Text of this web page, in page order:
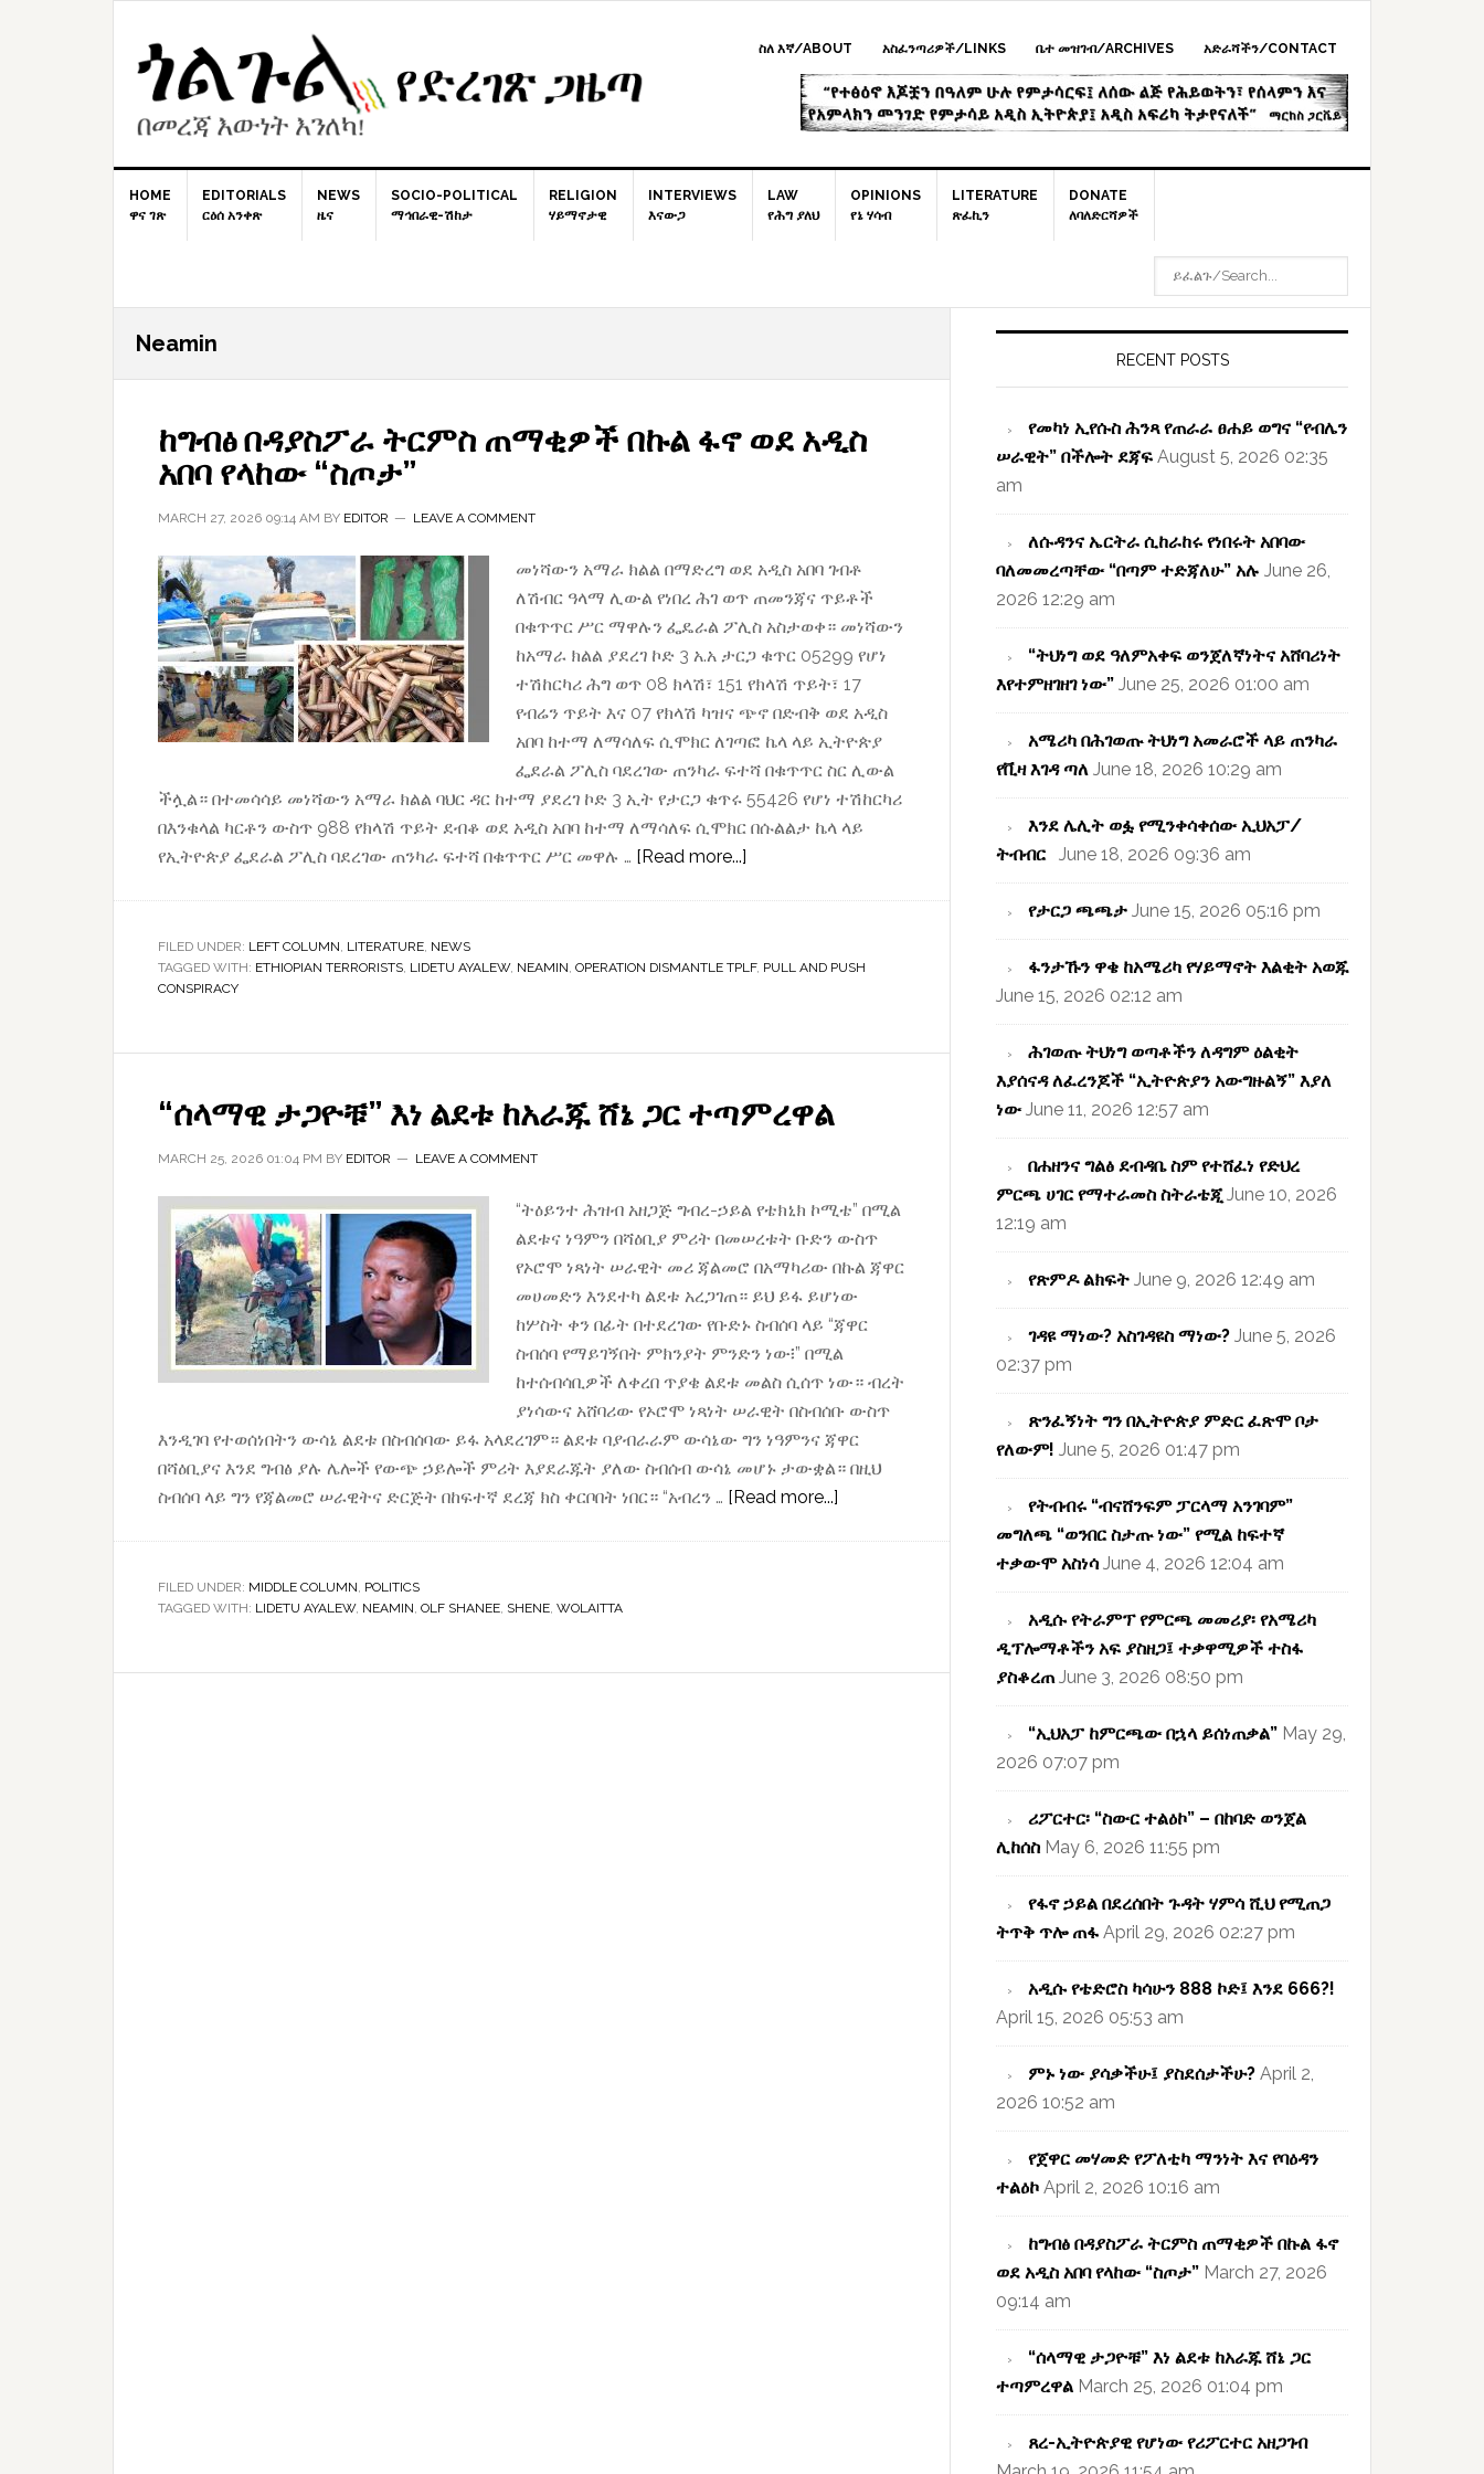
ስለ እኛ/ABOUT አስፈንጣሪዎች/LINKS ቤተ መዝገብ/ARCHIVES አድራሻችን/CONTACT
HOME
ዋና ገጽ
EDITORIALS
ርዕሰ አንቀጽ
NEWS
ዜና
SOCIO-POLITICAL
ማኅበራዊ-ሽከታ
RELIGION
ሃይማኖታዊ
INTERVIEWS
እናውጋ
LAW
የሕግ ያለህ
OPINIONS
የኔ ሃሳብ
LITERATURE
ጽፈኪን
DONATE
ለባለድርሻዎች
Neamin
ከግብፅ በዳያስፖራ ትርምስ ጠማቂዎች በኩል ፋኖ ወደ አዲስ
አበባ የላከው “ስጦታ”
MARCH 27, 2026 09:14 AM BY EDITOR LEAVE A COMMENT
መነሻውን አማራ ክልል በማድረግ ወደ አዲስ አበባ ገብቶ
ለሽብር ዓላማ ሊውል የነበረ ሕገ ወጥ ጠመንጃና ጥይቶች
በቁጥጥር ሥር ማዋሉን ፌዴራል ፖሊስ አስታወቀ። መነሻውን
ከአማራ ክልል ያደረገ ኮድ 3 አ.አ ታርጋ ቁጥር 05299 የሆነ
ተሽከርካሪ ሕግ ወጥ 08 ክላሽ፣ 151 የክላሽ ጥይት፣ 17
የብሬን ጥይት እና 07 የክላሽ ካዝና ጭኖ በድብቅ ወደ አዲስ
አበባ ከተማ ለማሳለፍ ሲሞክር ለገጣፎ ኬላ ላይ ኢትዮጵያ
ፌደራል ፖሊስ ባደረገው ጠንካራ ፍተሻ በቁጥጥር ስር ሊውል
ችሏል። በተመሳሳይ መነሻውን አማራ ክልል ባህር ዳር ከተማ ያደረገ ኮድ 3 ኢት የታርጋ ቁጥሩ 55426 የሆነ ተሽከርካሪ
በእንቁላል ካርቶን ውስጥ 988 የክላሽ ጥይት ደብቆ ወደ አዲስ አበባ ከተማ ለማሳለፍ ሲሞክር በሱልልታ ኬላ ላይ
የኢትዮጵያ ፌደራል ፖሊስ ባደረገው ጠንካራ ፍተሻ በቁጥጥር ሥር መዋሉ … [Read more...]
ጠማቂዎች
ወደ
አበባ
FILED UNDER: LEFT COLUMN, LITERATURE, NEWS
TAGGED WITH: ETHIOPIAN TERRORISTS, LIDETU AYALEW, NEAMIN, OPERATION DISMANTLE TPLF, PULL AND PUSH
CONSPIRACY
“ሰላማዊ ታጋዮቹ” እነ ልደቱ ከአራጁ ሸኔ ጋር ተጣምረዋል
MARCH 25, 2026 01:04 PM BY EDITOR LEAVE A COMMENT
“ትዕይንተ ሕዝብ አዘጋጅ ግብረ-ኃይል የቴክኒክ ኮሚቴ” በሚል
ልደቱና ነዓምን በሻዕቢያ ምሪት በመሠረቱት ቡድን ውስጥ
የኦሮሞ ነጻነት ሠራዊት መሪ ጃልመሮ በአማካሪው በኩል ጃዋር
መሀመድን እንደተካ ልደቱ አረጋገጠ። ይህ ይፋ ይሆነው
ከሦስት ቀን በፊት በተደረገው የቡድኑ ስብሰባ ላይ “ጃዋር
ስብሰባ የማይገኝበት ምክንያት ምንድን ነው፧” በሚል
ከተሰብሳቢዎች ለቀረበ ጥያቄ ልደቱ መልስ ሲሰጥ ነው። ብረት
ያነሳውና አሸባሪው የኦሮሞ ነጻነት ሠራዊት በስብሰቡ ውስጥ
እንዲገባ የተወሰነበትን ውሳኔ ልደቱ በስብሰባው ይፋ አላደረገም። ልደቱ ባያብራራም ውሳኔው ግን ነዓምንና ጃዋር
በሻዕቢያና እንደ ግብፅ ያሉ ሌሎች የውጭ ኃይሎች ምሪት እያደራጁት ያለው ስብሰብ ውሳኔ መሆኑ ታውቋል። በዚህ
ስብሰባ ላይ ግን የጃልመሮ ሠራዊትና ድርጅት በከፍተኛ ደረጃ ክስ ቀርቦበት ነበር። “አብረን … [Read more...]
ሸኔ
FILED UNDER: MIDDLE COLUMN, POLITICS
TAGGED WITH: LIDETU AYALEW, NEAMIN, OLF SHANEE, SHENE, WOLAITTA
RECENT POSTS
የመካነ ኢየሱስ ሕንጻ የጠራራ ፀሐይ ወግና “የብሌን
ሠራዊት” በችሎት ደጃፍ August 5, 2026 02:35
am
ለሱዳንና ኤርትራ ሲከራከሩ የነበሩት አበባው
ባለመመረጣቸው “በጣም ተድጃለሁ” አሉ June 26,
2026 12:29 am
“ትህነግ ወደ ዓለምአቀፍ ወንጀለኛነትና አሸባሪነት
እየተምዘገዘገ ነው” June 25, 2026 01:00 am
አሜሪካ በሕገወጡ ትህነግ አመራሮች ላይ ጠንካራ
የቪዛ እገዳ ጣለ June 18, 2026 10:29 am
እንደ ሌሊት ወፏ የሚንቀሳቀሰው ኢህአፓ/
ትብብር June 18, 2026 09:36 am
የታርጋ ጫጫታ June 15, 2026 05:16 pm
ፋንታኹን ዋቄ ከአሜሪካ የሃይማኖት እልቂት አወጁ
June 15, 2026 02:12 am
ሕገወጡ ትህነግ ወጣቶችን ለዳግም ዕልቂት
እያሰናዳ ለፈረንጆች “ኢትዮጵያን አውግዙልኝ” እያለ
ነው June 11, 2026 12:57 am
በሐዘንና ግልፅ ደብዳቤ ስም የተሸፈነ የድህረ
ምርጫ ሀገር የማተራመስ ስትራቴጂ June 10, 2026
12:19 am
የጽምዶ ልክፍት June 9, 2026 12:49 am
ገዳዩ ማነው? አስገዳዩስ ማነው? June 5, 2026
02:37 pm
ጽንፈኝነት ግን በኢትዮጵያ ምድር ፈጽሞ ቦታ
የለውም! June 5, 2026 01:47 pm
የትብብሩ “ብናሸንፍም ፓርላማ አንገባም”
መግለጫ “ወንበር ስታጡ ነው” የሚል ከፍተኛ
ተቃውሞ አስነሳ June 4, 2026 12:04 am
አዲሱ የትራምፕ የምርጫ መመሪያ፡ የአሜሪካ
ዲፕሎማቶችን አፍ ያስዘጋ፤ ተቃዋሚዎች ተስፋ
ያስቆረጠ June 3, 2026 08:50 pm
“ኢህአፓ ከምርጫው በኋላ ይሰነጠቃል” May 29,
2026 07:07 pm
ሪፖርተር፡ “ስውር ተልዕኮ” – በከባድ ወንጀል
ሊከሰስ May 6, 2026 11:55 pm
የፋኖ ኃይል በደረሰበት ጉዳት ሃምሳ ሺህ የሚጠጋ
ትጥቅ ጥሎ ጠፋ April 29, 2026 02:27 pm
አዲሱ የቴድሮስ ካሳሁን 888 ኮድ፤ እንደ 666?!
April 15, 2026 05:53 am
ምኑ ነው ያሳቃችሁ፤ ያስደሰታችሁ? April 2,
2026 10:52 am
የጀዋር መሃመድ የፖለቲካ ማንነት እና የባዕዳን
ተልዕኮ April 2, 2026 10:16 am
ከግብፅ በዳያስፖራ ትርምስ ጠማቂዎች በኩል ፋኖ
ወደ አዲስ አበባ የላከው “ስጦታ” March 27, 2026
09:14 am
“ሰላማዊ ታጋዮቹ” እነ ልደቱ ከአራጁ ሸኔ ጋር
ተጣምረዋል March 25, 2026 01:04 pm
ጸረ-ኢትዮጵያዊ የሆነው የሪፖርተር አዘጋገብ